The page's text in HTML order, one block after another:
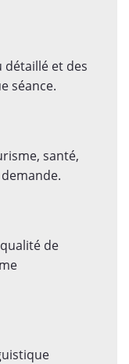
détaillé et des
séance.
santé,
de